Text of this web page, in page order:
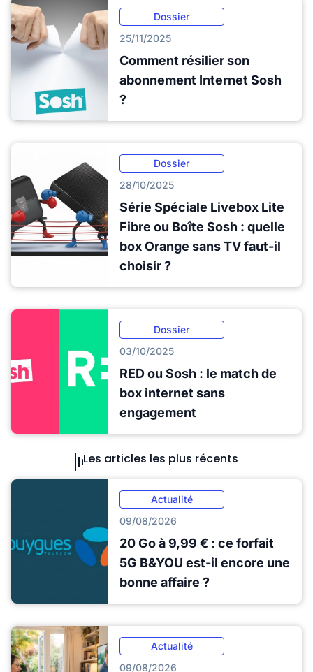
Dossier
25/11/2025
Comment résilier son
abonnement Internet Sosh
?
Dossier
28/10/2025
Série Spéciale Livebox Lite
Fibre ou Boîte Sosh : quelle
box Orange sans TV faut-il
choisir ?
Dossier
03/10/2025
RED ou Sosh : le match de
box internet sans
engagement
Les articles les plus récents
Actualité
09/08/2026
20 Go à 9,99 € : ce forfait
5G B&YOU est-il encore une
bonne affaire ?
Actualité
09/08/2026